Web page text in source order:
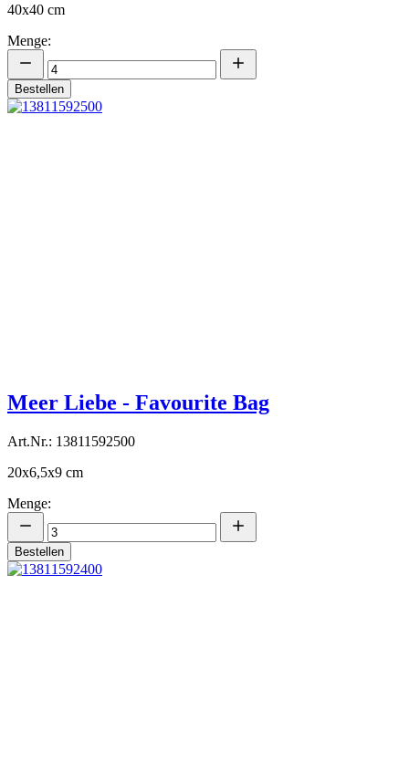
40x40 cm
Menge:
Bestellen
Meer Liebe - Favourite Bag
Art.Nr.: 13811592500
20x6,5x9 cm
Menge:
Bestellen